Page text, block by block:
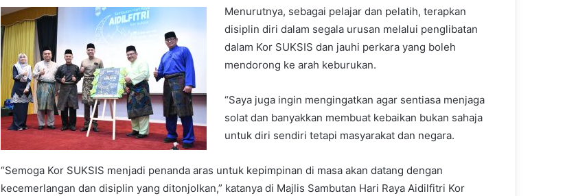
Menurutnya, sebagai pelajar dan pelatih, terapkan
disiplin diri dalam segala urusan melalui penglibatan
dalam Kor SUKSIS dan jauhi perkara yang boleh
mendorong ke arah keburukan.
“Saya juga ingin mengingatkan agar sentiasa menjaga
solat dan banyakkan membuat kebaikan bukan sahaja
untuk diri sendiri tetapi masyarakat dan negara.
“Semoga Kor SUKSIS menjadi penanda aras untuk kepimpinan di masa akan datang dengan
kecemerlangan dan disiplin yang ditonjolkan,” katanya di Majlis Sambutan Hari Raya Aidilfitri Kor